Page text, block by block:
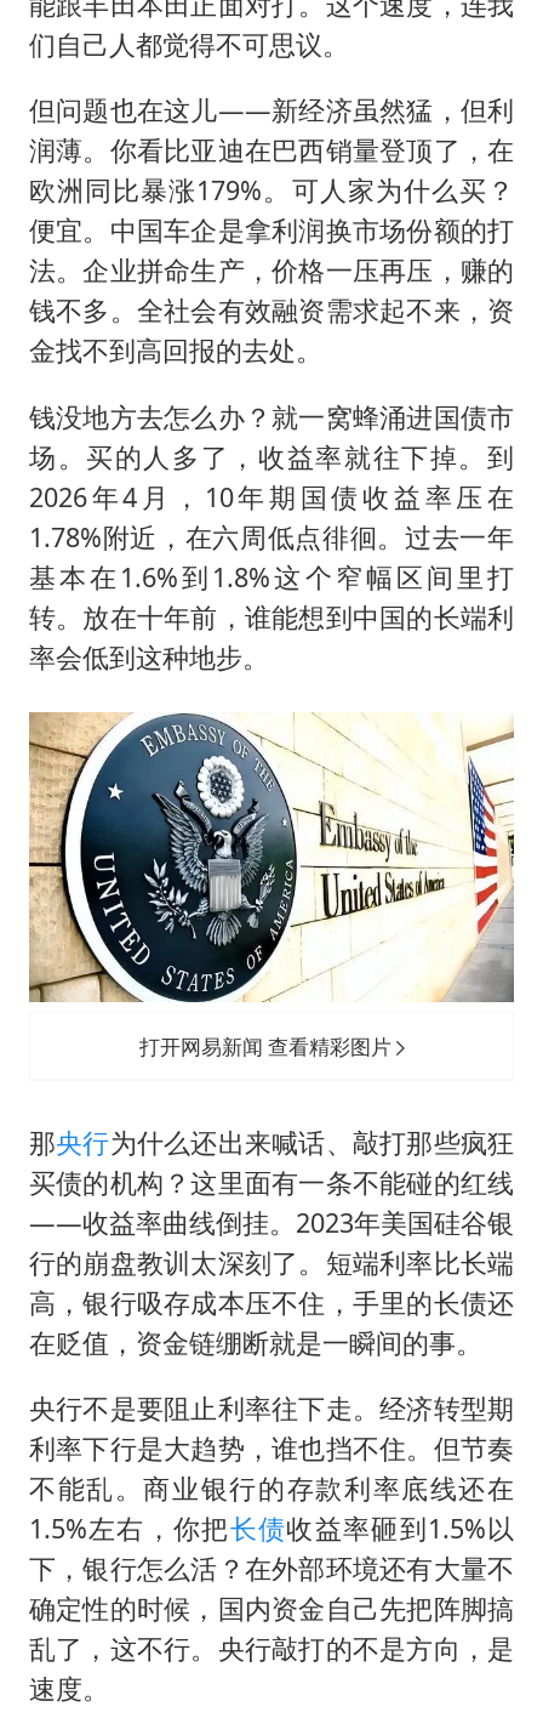
们自己人都觉得不可思议。
但问题也在这儿——新经济虽然猛，但利
润薄。你看比亚迪在巴西销量登顶了，在
欧洲同比暴涨179%。可人家为什么买？
便宜。中国车企是拿利润换市场份额的打
法。企业拼命生产，价格一压再压，赚的
钱不多。全社会有效融资需求起不来，资
金找不到高回报的去处。
钱没地方去怎么办？就一窝蜂涌进国债市
场。买的人多了，收益率就往下掉。到
2026年4月，10年期国债收益率压在
1.78%附近，在六周低点徘徊。过去一年
基本在1.6%到1.8%这个窄幅区间里打
转。放在十年前，谁能想到中国的长端利
率会低到这种地步。
打开网易新闻 查看精彩图片
那央行为什么还出来喊话、敲打那些疯狂
买债的机构？这里面有一条不能碰的红线
——收益率曲线倒挂。2023年美国硅谷银
行的崩盘教训太深刻了。短端利率比长端
高，银行吸存成本压不住，手里的长债还
在贬值，资金链绷断就是一瞬间的事。
央行不是要阻止利率往下走。经济转型期
利率下行是大趋势，谁也挡不住。但节奏
不能乱。商业银行的存款利率底线还在
1.5%左右，你把长债收益率砸到1.5%以
下，银行怎么活？在外部环境还有大量不
确定性的时候，国内资金自己先把阵脚搞
乱了，这不行。央行敲打的不是方向，是
速度。